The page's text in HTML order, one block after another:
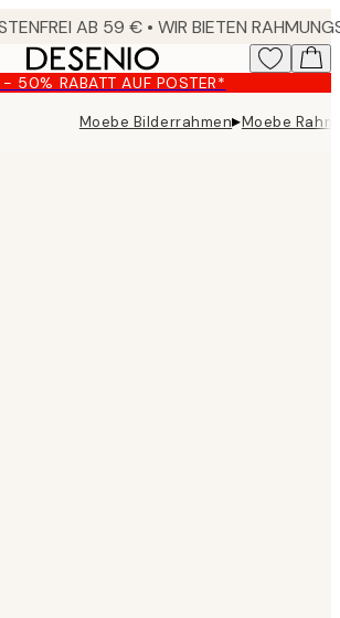
- 50% RABATT AUF POSTER*
Moebe Bilderrahmen▸Moebe